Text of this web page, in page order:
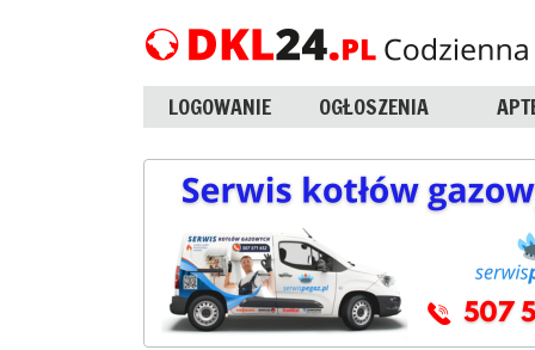
LOGOWANIE OGŁOSZENIA